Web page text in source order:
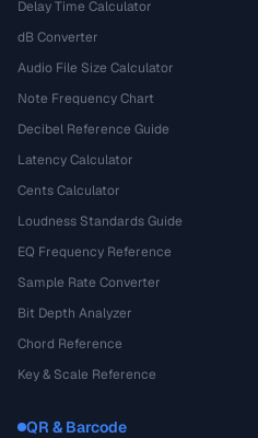
Delay Time Calculator
dB Converter
Audio File Size Calculator
Note Frequency Chart
Decibel Reference Guide
Latency Calculator
Cents Calculator
Loudness Standards Guide
EQ Frequency Reference
Sample Rate Converter
Bit Depth Analyzer
Chord Reference
Key & Scale Reference
QR & Barcode